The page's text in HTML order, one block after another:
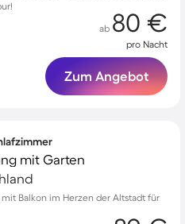
ab 80 €
pro Nacht
Zum Angebot
mit Garten
Balkon im Herzen der Altstadt für